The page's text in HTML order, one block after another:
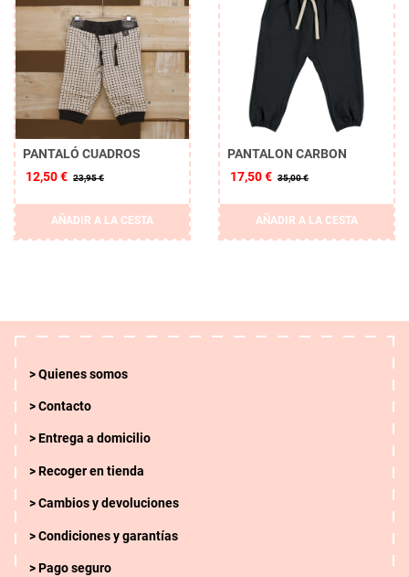
PANTALÓ CUADROS
12,50 € 23,95 €
AÑADIR A LA CESTA
PANTALON CARBON
17,50 € 35,00 €
AÑADIR A LA CESTA
Quienes somos
Contacto
Entrega a domicilio
Recoger en tienda
Cambios y devoluciones
Condiciones y garantías
Pago seguro